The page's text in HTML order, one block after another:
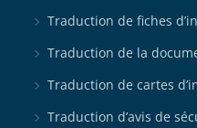
Traduction de fiches
Traduction de la
Traduction de cartes
Traduction d’avis de